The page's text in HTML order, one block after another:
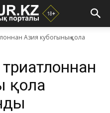
Азия кубогының қола
қола